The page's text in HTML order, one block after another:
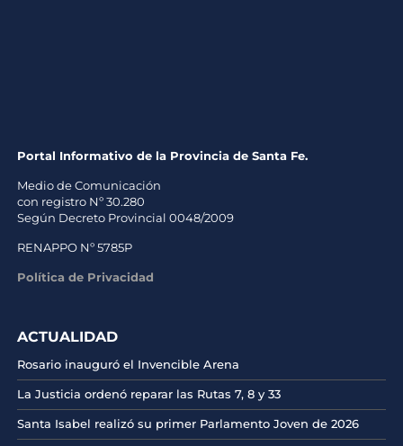
Portal Informativo de la Provincia de Santa Fe.
Medio de Comunicación
con registro Nº 30.280
Según Decreto Provincial 0048/2009
RENAPPO Nº 5785P
Política de Privacidad
ACTUALIDAD
Rosario inauguró el Invencible Arena
La Justicia ordenó reparar las Rutas 7, 8 y 33
Santa Isabel realizó su primer Parlamento Joven de 2026